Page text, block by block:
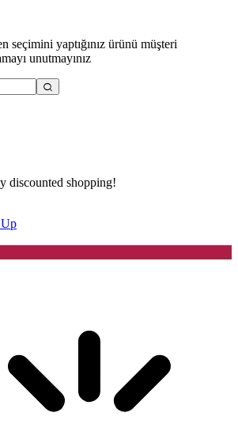
yaptığınız ürünü müşteri
unutmayınız
discounted shopping!